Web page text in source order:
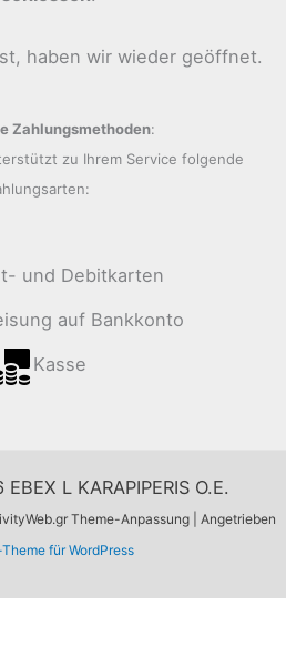
haben wir wieder geöffnet.
Zahlungsmethoden:
zu Ihrem Service folgende
und Debitkarten
auf Bankkonto
Kasse
L KARAPIPERIS O.E.
Theme-Anpassung | Angetrieben
für WordPress